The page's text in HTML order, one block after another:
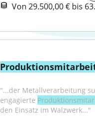
Von 29.500,00 € bis
"...der Metallverarbeitung
engagierte
den Einsatz im Walzwerk..."